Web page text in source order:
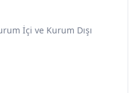
İçi ve Kurum Dışı